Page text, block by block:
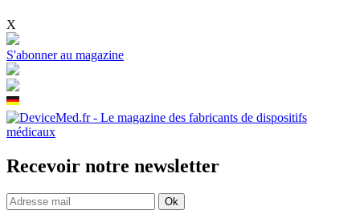
X
S'abonner au magazine
Recevoir notre newsletter